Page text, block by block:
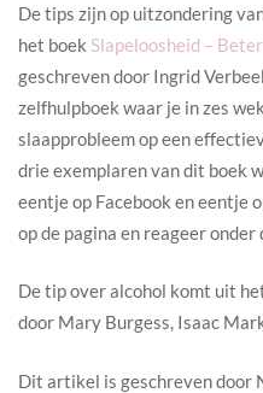
De tips zijn op uitzondering
het boek Slapeloosheid –
geschreven door Ingrid
zelfhulpboek waar je in zes
slaapprobleem op een
drie exemplaren van dit boek
eentje op Facebook en eentje
op de pagina en reageer onder
De tip over alcohol komt uit
door Mary Burgess, Isaac
Dit artikel is geschreven door